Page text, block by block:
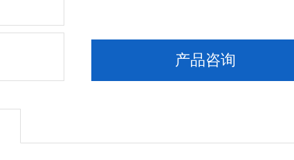
产品咨询